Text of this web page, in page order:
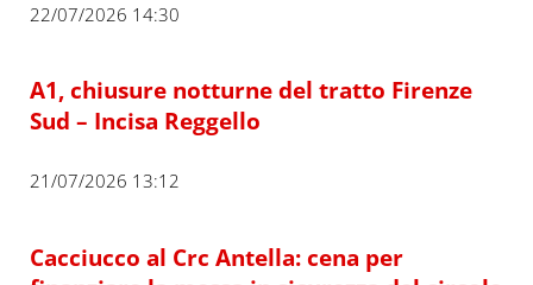
22/07/2026 14:30
A1, chiusure notturne del tratto Firenze
Sud – Incisa Reggello
21/07/2026 13:12
Cacciucco al Crc Antella: cena per